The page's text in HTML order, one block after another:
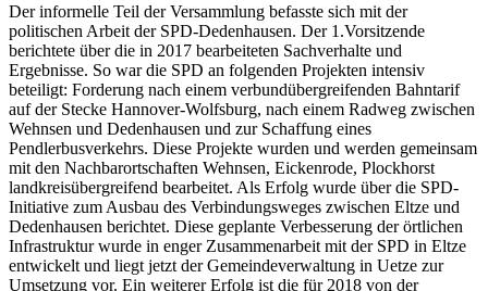
Der informelle Teil der Versammlung befasste sich mit der
politischen Arbeit der SPD-Dedenhausen. Der 1.Vorsitzende
berichtete über die in 2017 bearbeiteten Sachverhalte und
Ergebnisse. So war die SPD an folgenden Projekten intensiv
beteiligt: Forderung nach einem verbundübergreifenden Bahntarif
auf der Stecke Hannover-Wolfsburg, nach einem Radweg zwischen
Wehnsen und Dedenhausen und zur Schaffung eines
Pendlerbusverkehrs. Diese Projekte wurden und werden gemeinsam
mit den Nachbarortschaften Wehnsen, Eickenrode, Plockhorst
landkreisübergreifend bearbeitet. Als Erfolg wurde über die SPD-
Initiative zum Ausbau des Verbindungsweges zwischen Eltze und
Dedenhausen berichtet. Diese geplante Verbesserung der örtlichen
Infrastruktur wurde in enger Zusammenarbeit mit der SPD in Eltze
entwickelt und liegt jetzt der Gemeindeverwaltung in Uetze zur
Umsetzung vor. Ein weiterer Erfolg ist die für 2018 von der